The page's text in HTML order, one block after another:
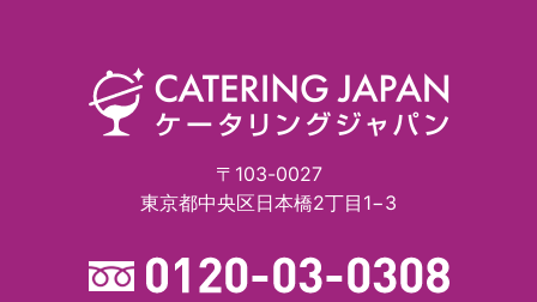
〒103-0027
東京都中央区日本橋2丁目1−3